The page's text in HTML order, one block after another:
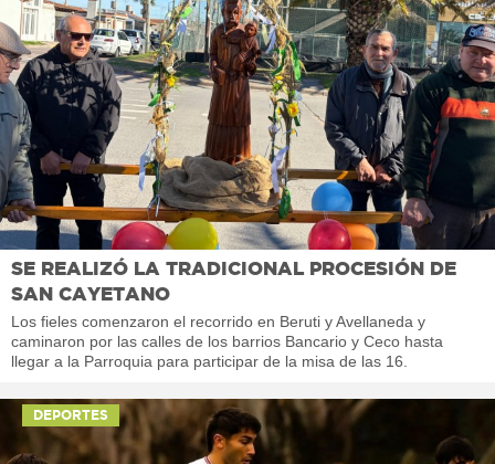
SE REALIZÓ LA TRADICIONAL PROCESIÓN DE
SAN CAYETANO
Los fieles comenzaron el recorrido en Beruti y Avellaneda y
caminaron por las calles de los barrios Bancario y Ceco hasta
llegar a la Parroquia para participar de la misa de las 16.
DEPORTES